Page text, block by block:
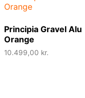
Principia Gravel Alu
Orange
10.499,00 kr.